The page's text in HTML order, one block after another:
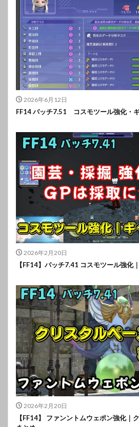
2026年6月12日
FF14 パッチ7.51 コスモツール強化・
2026年2月20日
【FF14】パッチ7.41 コスモツール強化
2026年2月20日
【FF14】 ファンントムウェポン強化｜